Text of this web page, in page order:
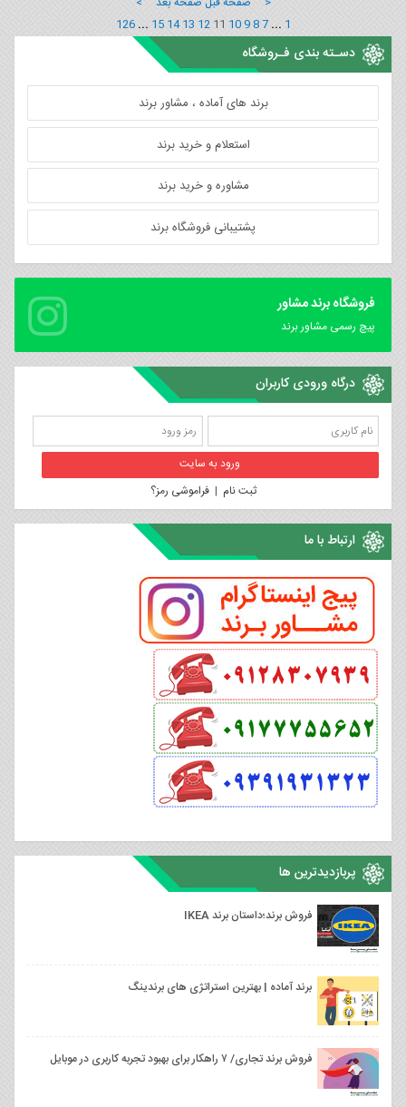
1
...
7
8
9
10
11
12
13
14
15
...
126
دسـته بندی فـروشگاه
برند های آماده ، مشاور برند
استعلام و خرید برند
مشاوره و خرید برند
پشتیبانی فروشگاه برند
فروشگاه برند مشاور
پیچ رسمی مشاور برند
درگاه ورودی کاربران
ثبت نام |فراموشی رمز؟
ارتباط با ما
پربازدیدترین ها
فروش برند؛داستان برند IKEA
برند آماده | بهترین استراتژی های برندینگ
فروش برند تجاری/ ۷ راهکار برای بهبود تجربه کاربری در موبایل